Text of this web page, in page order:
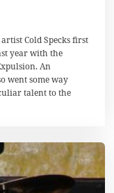
Cold Specks first
year with the
An
went some way
talent to the